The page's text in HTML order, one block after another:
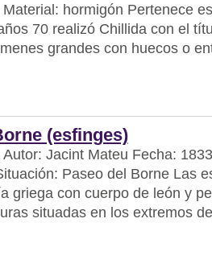
hormigón Pertenece
70 realizó Chillida con el
grandes con huecos o
(esfinges)
Jacint Mateu Fecha:
Paseo del Borne Las
griega con cuerpo de león y
situadas en los extremos